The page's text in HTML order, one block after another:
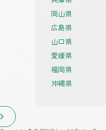
岡山県
広島県
山口県
愛媛県
福岡県
沖縄県